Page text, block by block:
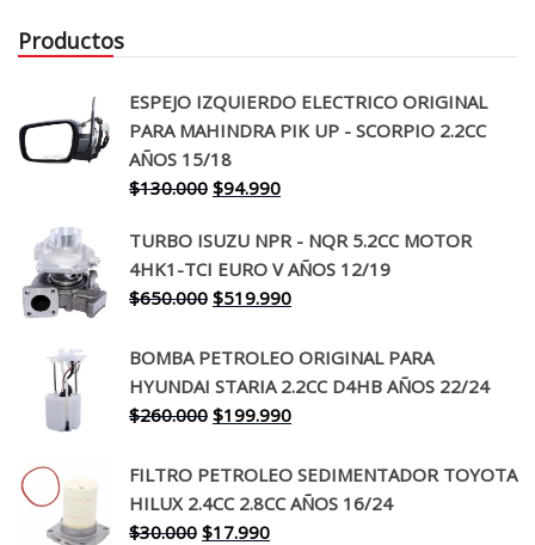
Productos
ESPEJO IZQUIERDO ELECTRICO ORIGINAL
PARA MAHINDRA PIK UP - SCORPIO 2.2CC
AÑOS 15/18
$130.000 El
original
era:
$130.000.
$94.990El
actual
es:
$94.990.
TURBO ISUZU NPR - NQR 5.2CC MOTOR
4HK1-TCI EURO V AÑOS 12/19
$650.000 El
original
era:
$650.000.
$519.990El
actual
es:
$519.990.
BOMBA PETROLEO ORIGINAL PARA
HYUNDAI STARIA 2.2CC D4HB AÑOS 22/24
$260.000 El
original
era:
$260.000.
$199.990El
actual
es:
FILTRO PETROLEO SEDIMENTADOR TOYOTA
HILUX 2.4CC 2.8CC AÑOS 16/24
$30.000 El
$17.990El